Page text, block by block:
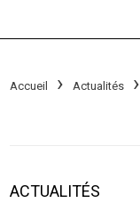
Accueil Actualités
ACTUALITÉS